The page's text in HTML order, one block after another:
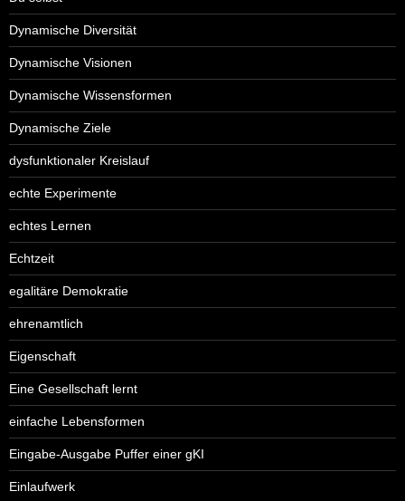
Dynamische Diversität
Dynamische Visionen
Dynamische Wissensformen
Dynamische Ziele
dysfunktionaler Kreislauf
echte Experimente
echtes Lernen
Echtzeit
egalitäre Demokratie
ehrenamtlich
Eigenschaft
Eine Gesellschaft lernt
einfache Lebensformen
Eingabe-Ausgabe Puffer einer gKI
Einlaufwerk